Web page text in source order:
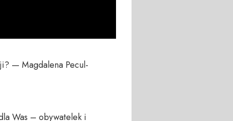
— Magdalena Pecul-
Was – obywatelek i